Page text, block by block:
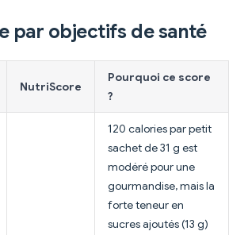
par objectifs de santé
NutriScore
Pourquoi ce score
?
120 calories par petit
sachet de 31 g est
modéré pour une
gourmandise, mais la
forte teneur en
sucres ajoutés (13 g)